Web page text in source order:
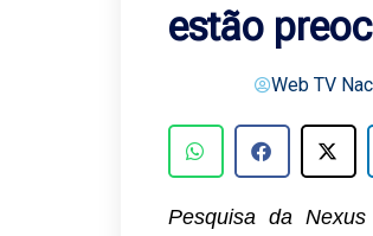
estão
Web TV
Pesquisa da